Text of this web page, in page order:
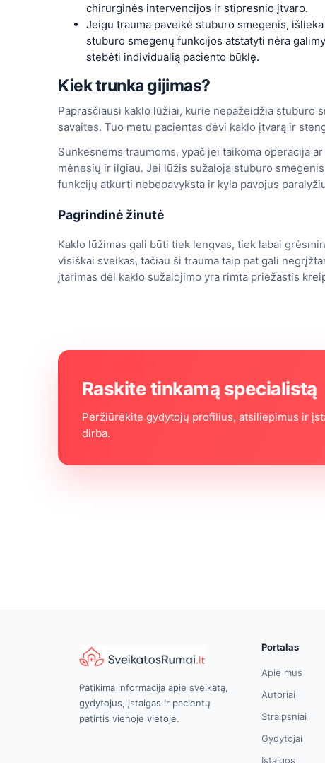
chirurginės intervencijos ir stipresnio įtvaro.
Jeigu trauma paveikė stuburo smegenis,
stuburo smegenų funkcijos atstatyti nėra
stebėti individualią paciento būklę.
Kiek trunka gijimas?
Paprasčiausi kaklo lūžiai, kurie nepažeidžia stuburo
savaites. Tuo metu pacientas dėvi kaklo įtvarą ir
Sunkesnėms traumoms, ypač jei taikoma operacija
mėnesių ir ilgiau. Jei lūžis sužaloja stuburo
funkcijų atkurti nebepavyksta ir kyla pavojus
Pagrindinė žinutė
Kaklo lūžimas gali būti tiek lengvas, tiek labai
visiškai sveikas, tačiau ši trauma taip pat gali
įtarimas dėl kaklo sužalojimo yra rimta priežastis
Raskite tinkamą specialistą
Peržiūrėkite gydytojų profilius, atsiliepimus ir
dirba.
Patikima informacija apie sveikatą,
gydytojus, įstaigas ir pacientų
patirtis vienoje vietoje.
Portalas
Apie mus
Autoriai
Straipsniai
Gydytojai
Įstaigos